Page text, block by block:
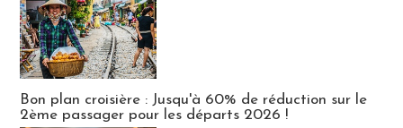
Bon plan croisière : Jusqu'à 60% de réduction sur le
2ème passager pour les départs 2026 !